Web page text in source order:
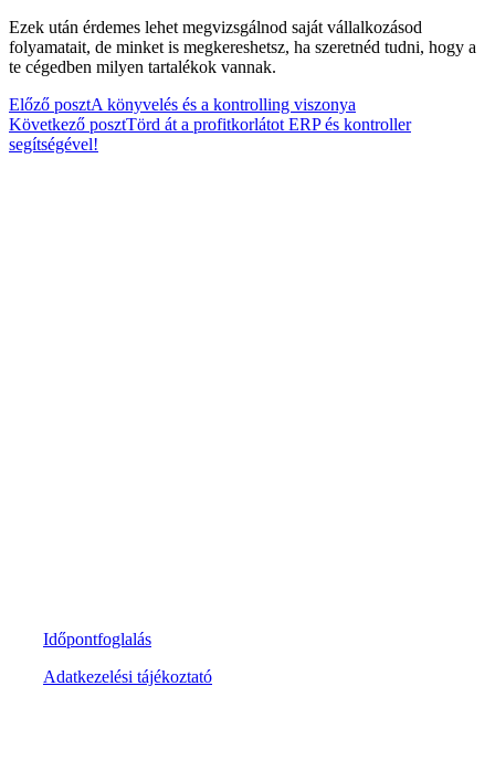
Ezek után érdemes lehet megvizsgálnod saját vállalkozásod
folyamatait, de minket is megkereshetsz, ha szeretnéd tudni, hogy a
te cégedben milyen tartalékok vannak.
Bejegyzés
navigáció
Előző posztA könyvelés és a kontrolling viszonya
Következő posztTörd át a profitkorlátot ERP és kontroller
segítségével!
Időpontfoglalás
Adatkezelési tájékoztató